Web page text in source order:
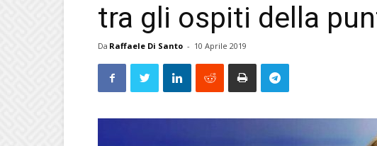
tra gli ospiti della
Da Raffaele Di Santo - 10 Aprile 2019